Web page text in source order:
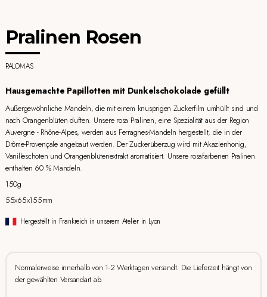
Pralinen Rosen
PALOMAS
Hausgemachte Papillotten mit Dunkelschokolade gefüllt
Außergewöhnliche Mandeln, die mit einem knusprigen Zuckerfilm umhüllt sind und
nach Orangenblüten duften. Unsere rosa Pralinen, eine Spezialität aus der Region
Auvergne - Rhône-Alpes, werden aus Ferragnes-Mandeln hergestellt, die in der
Drôme-Provençale angebaut werden. Der Zuckerüberzug wird mit Akazienhonig,
Vanilleschoten und Orangenblütenextrakt aromatisiert. Unsere rosafarbenen Pralinen
enthalten 60 % Mandeln.
150g
55x65x155mm
Hergestellt in Frankreich in unserem Atelier in Lyon
Normalerweise innerhalb von 1-2 Werktagen versandt. Die Lieferzeit hängt von
der gewählten Versandart ab.